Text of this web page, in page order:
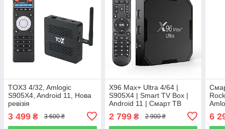
TOX3 4/32, Amlogic
S905X4, Android 11, Нова
ревізія
3 499 ₴ 3 600 ₴
X96 Max+ Ultra 4/64 |
S905X4 | Smart TV Box |
Android 11 | Смарт ТВ
Налаштування)
2 799₴ 2 900 ₴ 6